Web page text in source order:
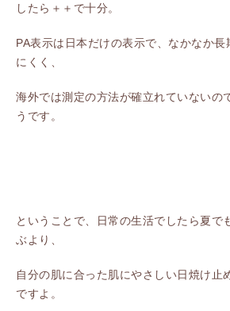
したら＋＋で十分。
PA表示は日本だけの表示で、なかなか長
にくく、
海外では測定の方法が確立れていないの
うです。
ということで、日常の生活でしたら夏で
ぶより、
自分の肌に合った肌にやさしい日焼け止
ですよ。